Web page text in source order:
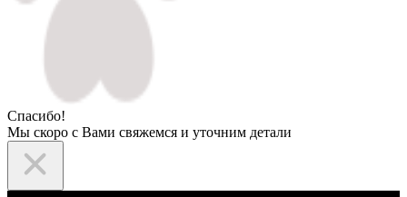
Спасибо!
Мы скоро с Вами свяжемся и уточним детали